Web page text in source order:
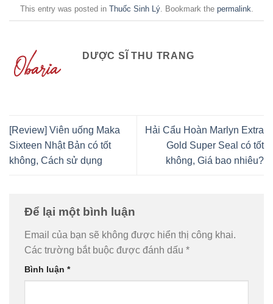
This entry was posted in Thuốc Sinh Lý. Bookmark the permalink.
DƯỢC SĨ THU TRANG
[Review] Viên uống Maka
Sixteen Nhật Bản có tốt
không, Cách sử dụng
Hải Cẩu Hoàn Marlyn Extra
Gold Super Seal có tốt
không, Giá bao nhiêu?
Để lại một bình luận
Email của bạn sẽ không được hiển thị công khai.
Các trường bắt buộc được đánh dấu *
Bình luận *